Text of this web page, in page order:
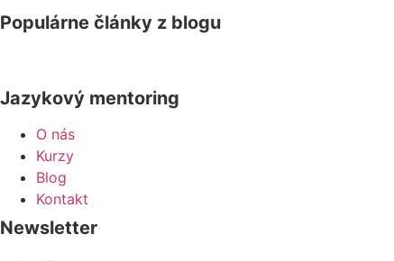
Populárne články z blogu
Jazykový mentoring
O nás
Kurzy
Blog
Kontakt
Newsletter